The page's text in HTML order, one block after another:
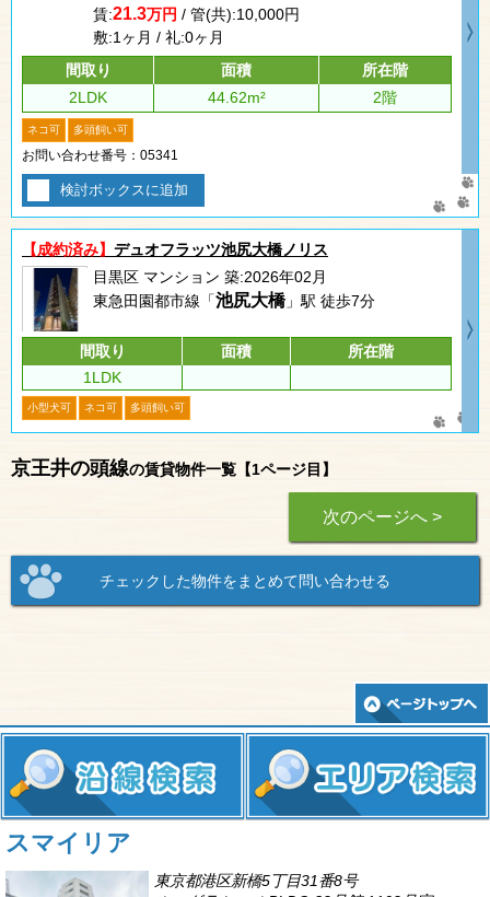
賃:21.3万円 / 管(共):10,000円
敷:1ヶ月 / 礼:0ヶ月
間取り
面積
所在階
2LDK
44.62m² 2階
ネコ可 多頭飼い可
お問い合わせ番号：05341
検討ボックスに追加
【成約済み】 デュオフラッツ池尻大橋ノリス
目黒区 マンション 築:2026年02月
東急田園都市線「池尻大橋」駅 徒歩7分
間取り 面積
所在階
1LDK
小型犬可 ネコ可 多頭飼い可
京王井の頭線の賃貸物件一覧【1ページ目】
次のページへ >
スマイリア
東京都港区新橋5丁目31番8号